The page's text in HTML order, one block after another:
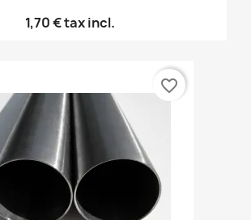
1,70 €tax incl.
favorite_border